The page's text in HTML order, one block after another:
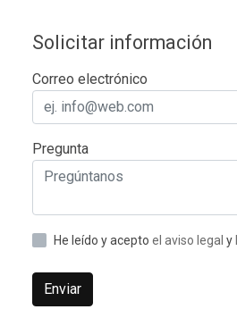
Solicitar información
Correo electrónico
Pregunta
He leído y acepto el aviso legal y
Enviar